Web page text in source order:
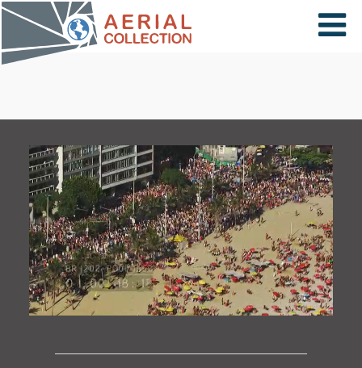
×
PAYS
CARTE
COLLECTIONS